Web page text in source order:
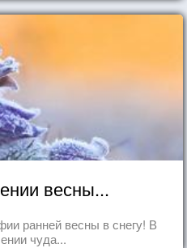
весны...
ранней весны в снегу! В
чуда...